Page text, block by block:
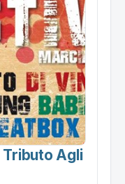
Tributo Agli